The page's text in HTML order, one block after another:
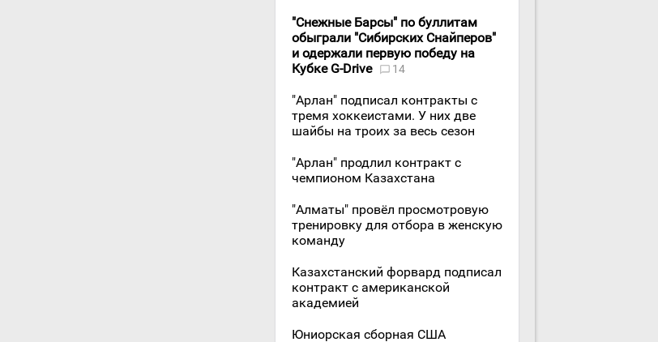
"Снежные Барсы" по буллитам
обыграли "Сибирских Снайперов"
и одержали первую победу на
Кубке G-Drive
14
"Арлан" подписал контракты с
тремя хоккеистами. У них две
шайбы на троих за весь сезон
"Арлан" продлил контракт с
чемпионом Казахстана
"Алматы" провёл просмотровую
тренировку для отбора в женскую
команду
Казахстанский форвард подписал
контракт с американской
академией
Юниорская сборная США